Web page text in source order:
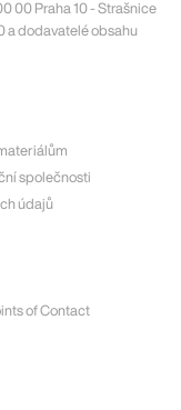
00 Praha 10 - Strašnice
a dodavatelé obsahu
společnosti
údajů
of Contact